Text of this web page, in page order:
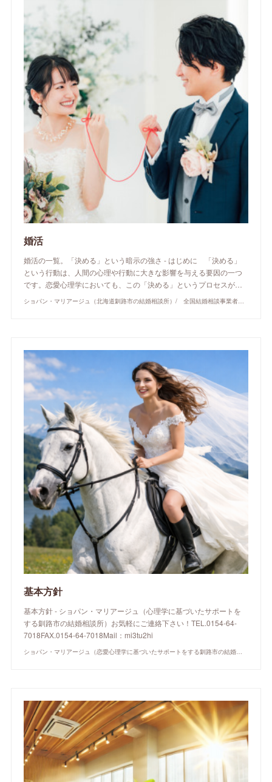
婚活
婚活の一覧。「決める」という暗示の強さ - はじめに 「決める」
という行動は、人間の心理や行動に大きな影響を与える要因の一つ
です。恋愛心理学においても、この「決める」というプロセスが…
基本方針
基本方針 - ショパン・マリアージュ（心理学に基づいたサポートを
する釧路市の結婚相談所）お気軽にご連絡下さい！TEL.0154-64-
7018FAX.0154-64-7018Mail：mi3tu2hi
ショパン・マリアージュ（恋愛心理学に基づいたサポートをする釧路市の結婚相談所）/ 全国結婚相談事業者連盟正規加盟店 / cherry-piano.com